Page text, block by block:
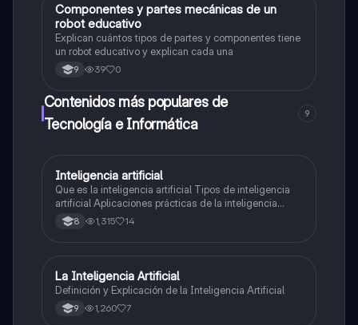
Tecnología e Informática
Componentes y partes mecánicas de un
robot educativo
Explican cuántos tipos de partes y componentes tiene
un robot educativo y explican cada una
9 39 0
Contenidos más populares de
Tecnología e Informática
9
Tecnología e Informática
Inteligencia artificial
Que es la inteligencia artificial Tipos de inteligencia
artificial Aplicaciones prácticas de la inteligencia
artificial
8 1,315 14
Tecnología e Informática
La Inteligencia Artificial
Definición y Explicación de la Inteligencia Artificial
9 1,260 7